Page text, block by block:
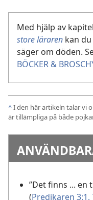
Med hjälp av
store läraren kan
säger om döden.
BÖCKER &
^I den här artikeln talar vi
är tillämpliga på både
”Det finns ... en
(Predikaren 3:1,